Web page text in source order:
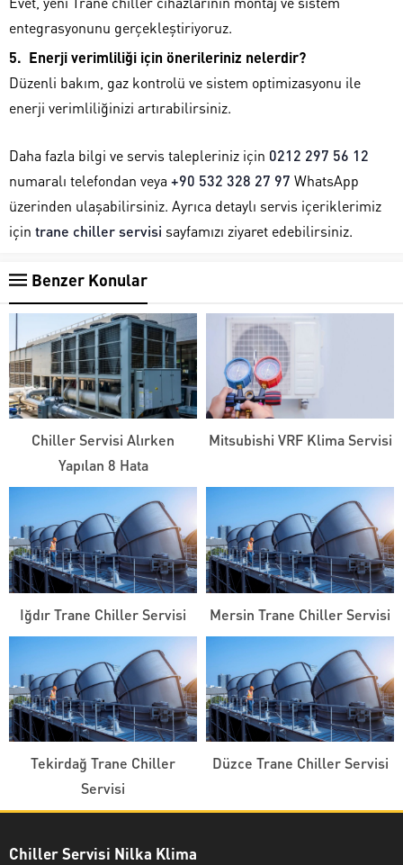
entegrasyonunu gerçekleştiriyoruz.
Enerji verimliliği için önerileriniz nelerdir?
Düzenli bakım, gaz kontrolü ve sistem optimizasyonu ile
enerji verimliliğinizi artırabilirsiniz.
Daha fazla bilgi ve servis talepleriniz için 0212 297 56 12
numaralı telefondan veya +90 532 328 27 97 WhatsApp
üzerinden ulaşabilirsiniz. Ayrıca detaylı servis içeriklerimiz
için trane chiller servisi sayfamızı ziyaret edebilirsiniz.
Benzer Konular
Chiller Servisi Alırken
Yapılan 8 Hata
Mitsubishi VRF Klima Servisi
Iğdır Trane Chiller Servisi Mersin Trane Chiller Servisi
Tekirdağ Trane Chiller
Servisi
Düzce Trane Chiller Servisi
Chiller Servisi Nilka Klima